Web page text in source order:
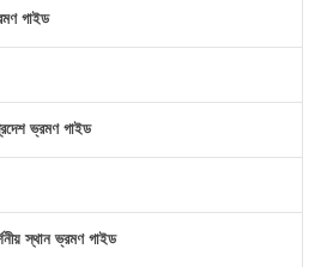
গাইড
ভ্রমণ গাইড
স্থান ভ্রমণ গাইড